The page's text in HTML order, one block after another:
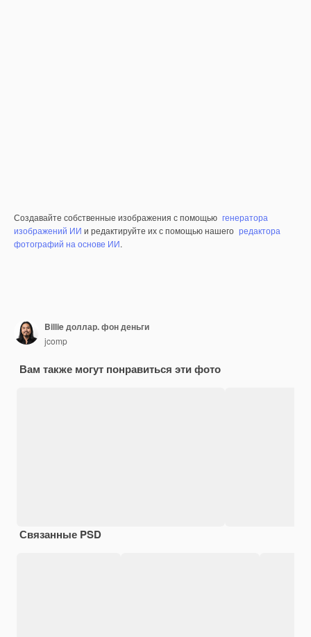
Создавайте собственные изображения с помощью генератора
изображений ИИ и редактируйте их с помощью нашего редактора
фотографий на основе ИИ.
Billie доллар. фон деньги
jcomp
Вам также могут понравиться эти фото
Связанные PSD